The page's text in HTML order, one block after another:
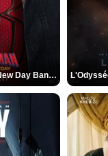
Spider-Man: Brand New Day Bande-annonce VO STFR